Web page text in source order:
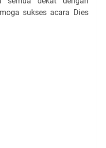
sukses acara Dies